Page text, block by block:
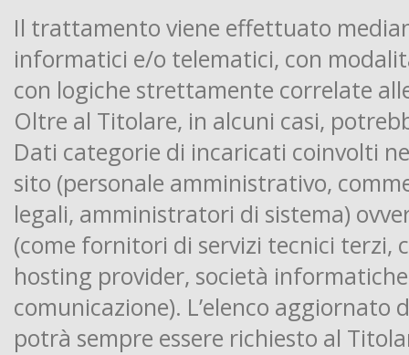
Il trattamento viene effettuato
informatici e/o telematici, con
con logiche strettamente correlate
Oltre al Titolare, in alcuni casi,
Dati categorie di incaricati coinvolti
sito (personale amministrativo,
legali, amministratori di sistema)
(come fornitori di servizi tecnici terzi,
hosting provider, società
comunicazione). L’elenco aggiornato
potrà sempre essere richiesto al